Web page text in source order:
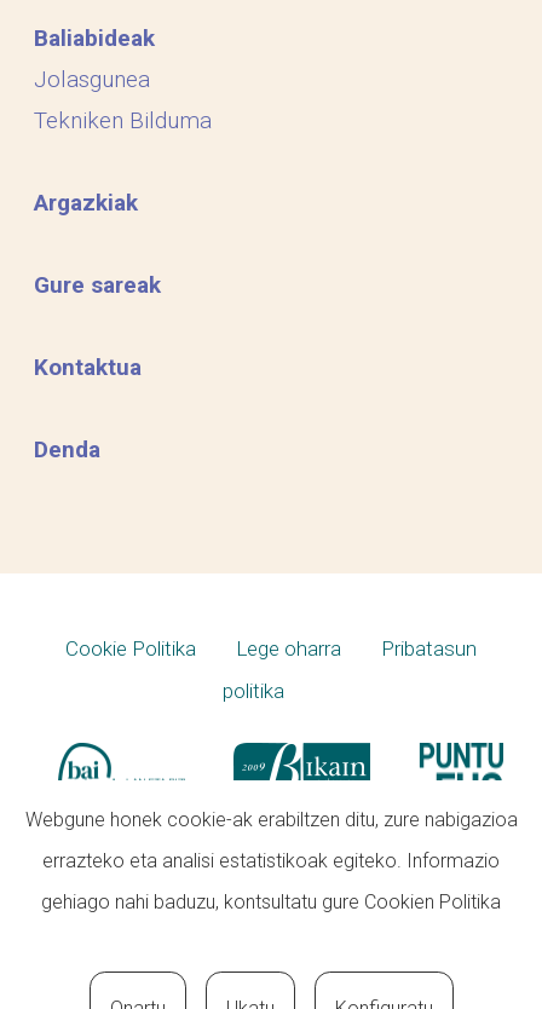
Baliabideak
Jolasgunea
Tekniken Bilduma
Argazkiak
Gure sareak
Kontaktua
Denda
Cookie Politika Lege oharra
Pribatasun
politika
Webgune honek cookie-ak erabiltzen ditu, zure nabigazioa
errazteko eta analisi estatistikoak egiteko. Informazio
gehiago nahi baduzu, kontsultatu gure Cookien Politika